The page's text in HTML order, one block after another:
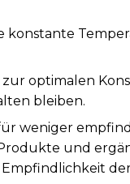
konstante
optimalen
bleiben.
weniger
und